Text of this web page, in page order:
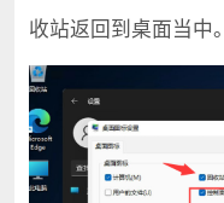
收站返回到桌面当中。